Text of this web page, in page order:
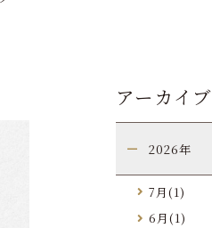
アーカイブ
2026年
7月(1)
6月(1)